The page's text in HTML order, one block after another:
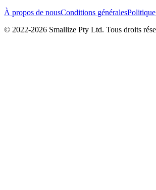
À propos de nousConditions générales
© 2022-2026 Smallize Pty Ltd. Tous droits